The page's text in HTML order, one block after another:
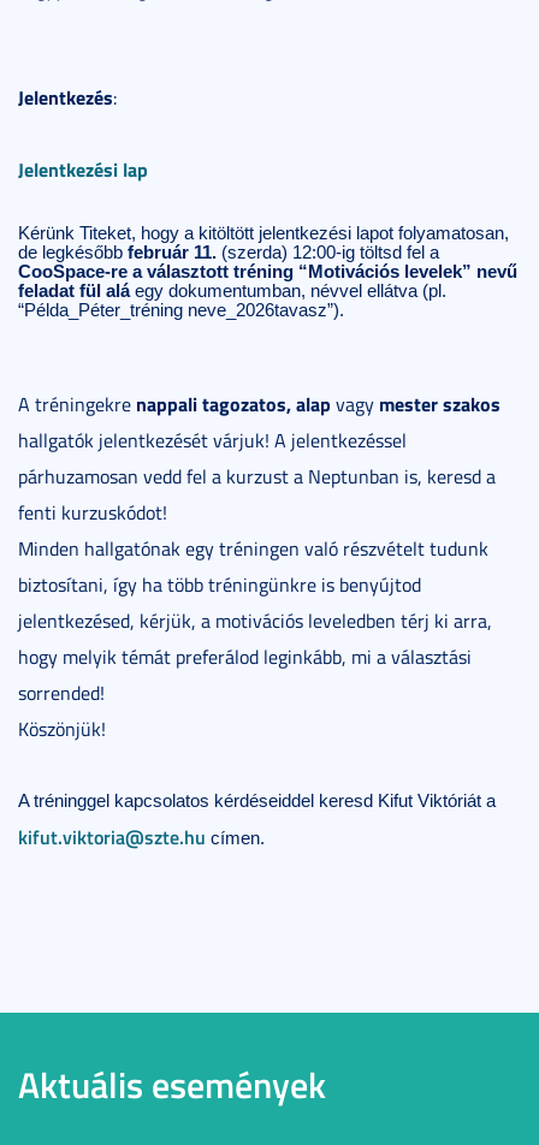
Jelentkezés:
Jelentkezési lap
Kérünk Titeket, hogy a kitöltött jelentkezési lapot folyamatosan,
de legkésőbb február 11. (szerda) 12:00-ig töltsd fel a
CooSpace-re a választott tréning “Motivációs levelek” nevű
feladat fül aláegy dokumentumban, névvel ellátva (pl.
“Példa_Péter_tréning neve_2026tavasz”).
A tréningekre nappali tagozatos, alap vagy mester szakos
hallgatók jelentkezését várjuk! A jelentkezéssel
párhuzamosan vedd fel a kurzust a Neptunban is, keresd a
fenti kurzuskódot!
Minden hallgatónak egy tréningen való részvételt tudunk
biztosítani, így ha több tréningünkre is benyújtod
jelentkezésed, kérjük, a motivációs leveledben térj ki arra,
hogy melyik témát preferálod leginkább, mi a választási
sorrended!
Köszönjük!
A tréninggel kapcsolatos kérdéseiddel keresd Kifut Viktóriát a
kifut.viktoria@szte.hu címen.
Aktuális események